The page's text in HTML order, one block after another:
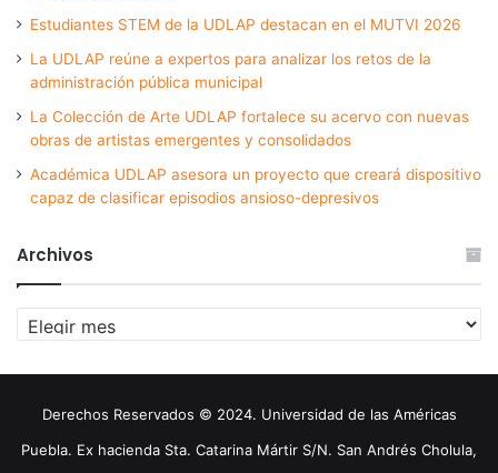
Estudiantes STEM de la UDLAP destacan en el MUTVI 2026
La UDLAP reúne a expertos para analizar los retos de la
administración pública municipal
La Colección de Arte UDLAP fortalece su acervo con nuevas
obras de artistas emergentes y consolidados
Académica UDLAP asesora un proyecto que creará dispositivo
capaz de clasificar episodios ansioso-depresivos
Archivos
Archivos
Derechos Reservados © 2024. Universidad de las Américas
Puebla. Ex hacienda Sta. Catarina Mártir S/N. San Andrés Cholula,